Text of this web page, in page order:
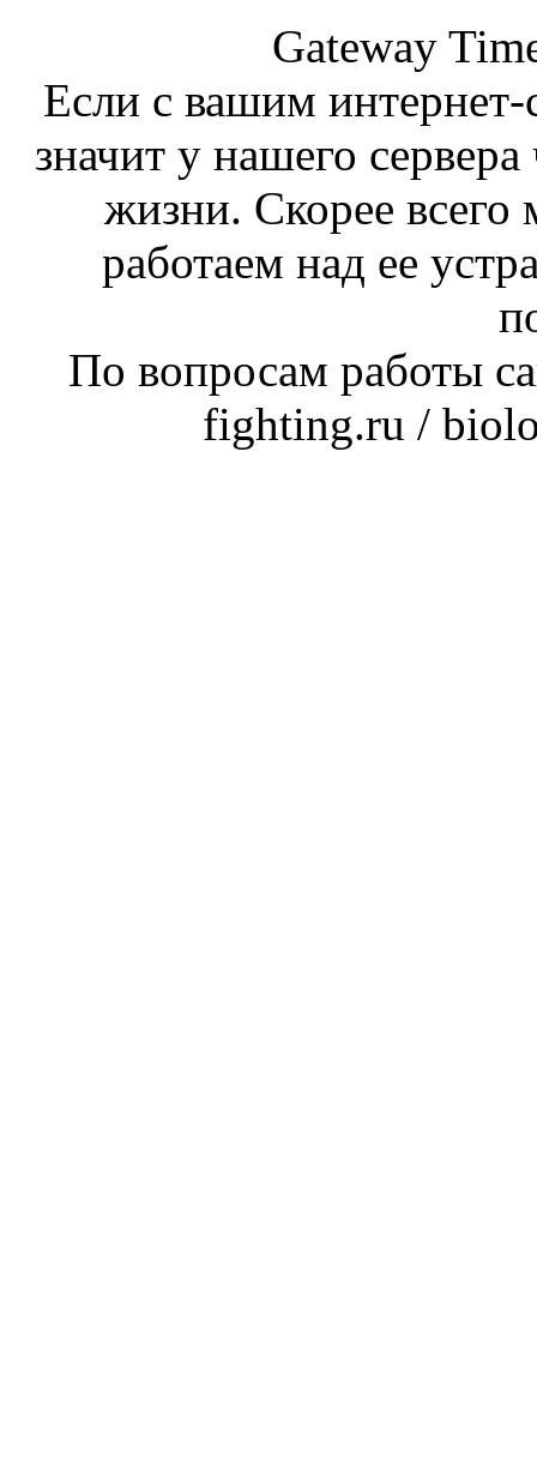
Gateway
Если с вашим интернет-
значит у нашего
жизни. Скорее
работаем над ее
По вопросам работы
fighting.ru /